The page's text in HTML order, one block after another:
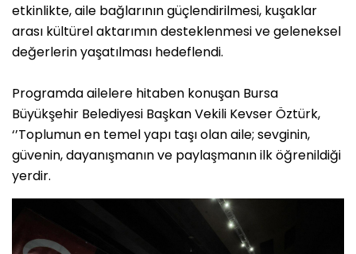
etkinlikte, aile bağlarının güçlendirilmesi, kuşaklar
arası kültürel aktarımın desteklenmesi ve geleneksel
değerlerin yaşatılması hedeflendi.
Programda ailelere hitaben konuşan Bursa
Büyükşehir Belediyesi Başkan Vekili Kevser Öztürk,
‘’Toplumun en temel yapı taşı olan aile; sevginin,
güvenin, dayanışmanın ve paylaşmanın ilk öğrenildiği
yerdir.